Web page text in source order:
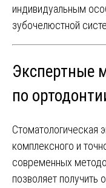
индивидуальным
зубочелюстной
Экспертные
по
Стоматологическая
комплексного и
современных
позволяет